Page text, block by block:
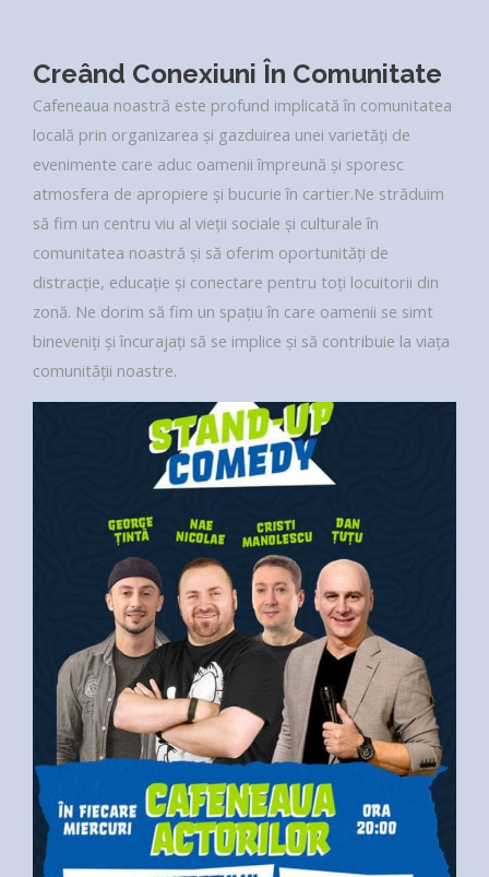
Creând Conexiuni În Comunitate
Cafeneaua noastră este profund implicată în comunitatea
locală prin organizarea și gazduirea unei varietăți de
evenimente care aduc oamenii împreună și sporesc
atmosfera de apropiere și bucurie în cartier.Ne străduim
să fim un centru viu al vieții sociale și culturale în
comunitatea noastră și să oferim oportunități de
distracție, educație și conectare pentru toți locuitorii din
zonă. Ne dorim să fim un spațiu în care oamenii se simt
bineveniți și încurajați să se implice și să contribuie la viața
comunității noastre.